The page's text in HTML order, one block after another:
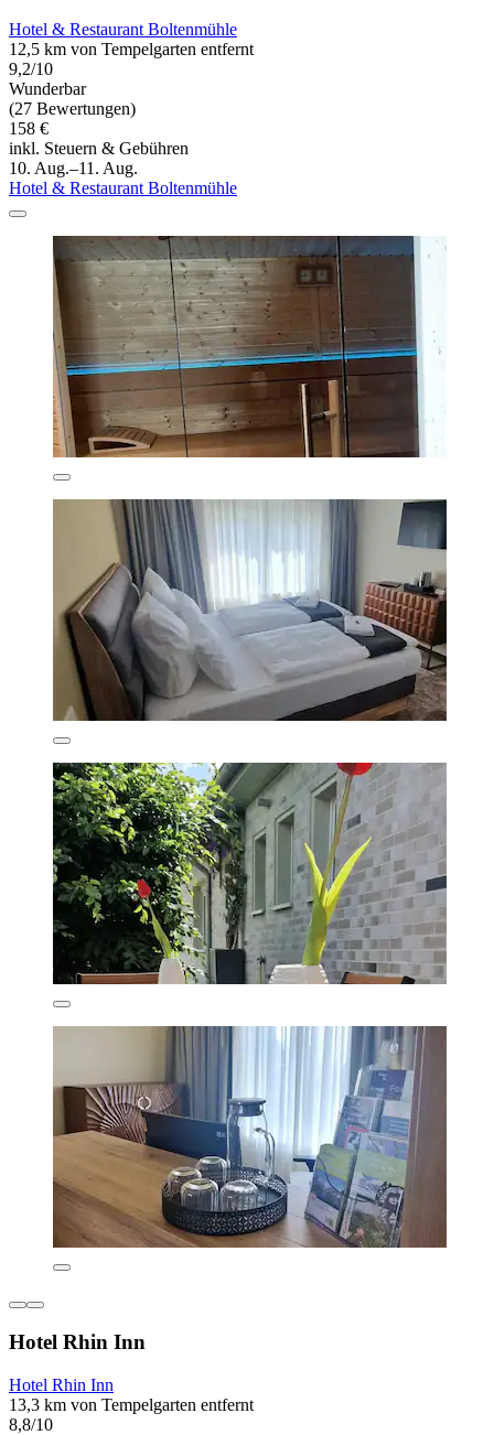
Hotel & Restaurant Boltenmühle
12,5 km von Tempelgarten entfernt
9,2/10
Wunderbar
(27 Bewertungen)
158 €
inkl. Steuern & Gebühren
10. Aug.–11. Aug.
Hotel & Restaurant Boltenmühle
Hotel Rhin Inn
Hotel Rhin Inn
13,3 km von Tempelgarten entfernt
8,8/10